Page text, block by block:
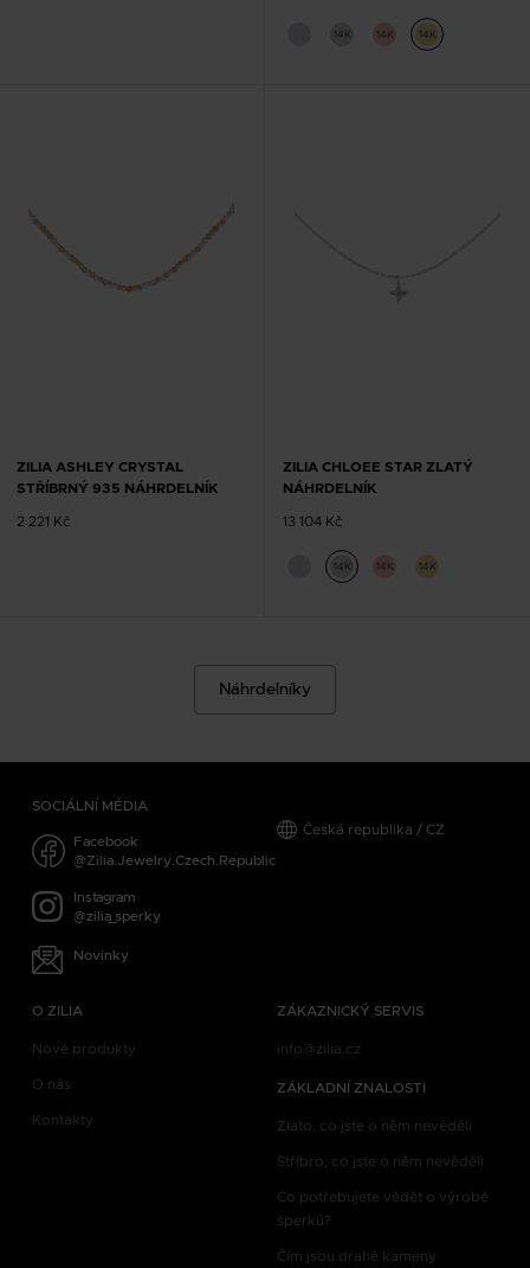
14K 14K 14K
ZILIA ASHLEY CRYSTAL
STŘÍBRNÝ 935 NÁHRDELNÍK
2 221 Kč
ZILIA CHLOEE STAR ZLATÝ
NÁHRDELNÍK
13 104 Kč
14K 14K 14K
Náhrdelníky
SOCIÁLNÍ MÉDIA
Facebook
@Zilia.Jewelry.Czech.Republic
Instagram
@zilia_sperky
Novinky
Česká republika / CZ
O ZILIA
Nové produkty
O nás
Kontakty
ZÁKAZNICKÝ SERVIS
info@zilia.cz
ZÁKLADNÍ ZNALOSTI
Zlato, co jste o něm nevěděli
Stříbro, co jste o něm nevěděli
Co potřebujete vědět o výrobě
šperků?
Čím jsou drahé kameny